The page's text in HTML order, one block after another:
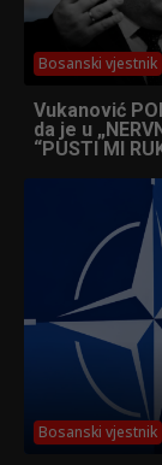
Bosanski vjestnik
Vukanović
da je u
“PUSTI MI
Bosanski vjestnik